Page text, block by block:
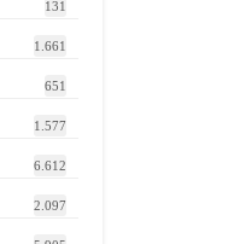
131
1.661
651
1.577
6.612
2.097